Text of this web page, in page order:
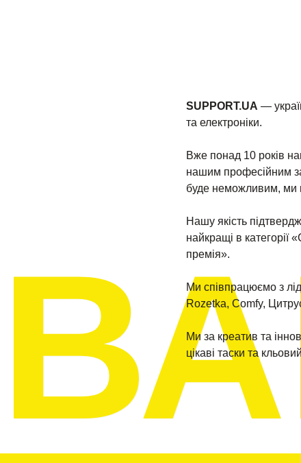
SUPPORT.UA —
та електроніки.
Вже понад 10 років
нашим професійним
буде неможливим, ми
Нашу якість
найкращі в категорії
премія».
Ми співпрацюємо з
Rozetka, Comfy,
Ми за креатив та
цікаві таски та